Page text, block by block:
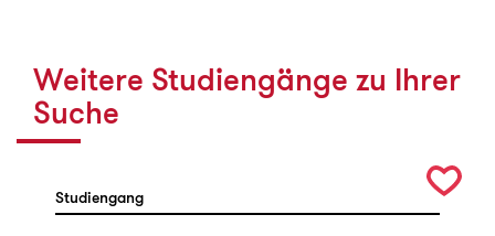
Weitere Studiengänge zu Ihrer
Suche
Studiengang